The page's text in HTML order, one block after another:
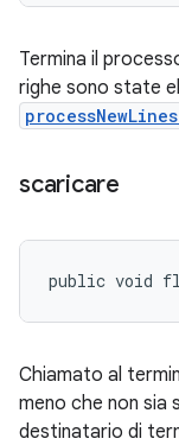
Termina il
righe sono state
scaricare
public void
Chiamato al
meno che non sia
destinatario di